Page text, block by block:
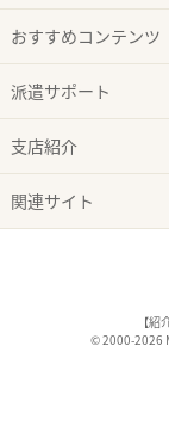
おすすめコンテンツ
派遣サポート
支店紹介
関連サイト
【
© 2000-2026